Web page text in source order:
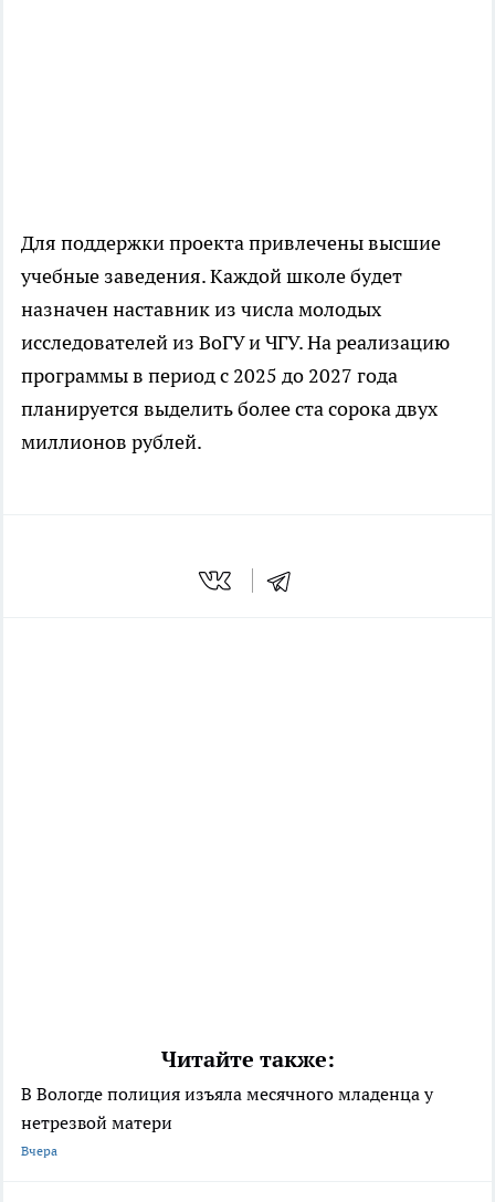
Для поддержки проекта привлечены высшие
учебные заведения. Каждой школе будет
назначен наставник из числа молодых
исследователей из ВоГУ и ЧГУ. На реализацию
программы в период с 2025 до 2027 года
планируется выделить более ста сорока двух
миллионов рублей.
Читайте также:
В Вологде полиция изъяла месячного младенца у
нетрезвой матери
Вчера